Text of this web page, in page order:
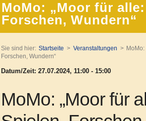
MoMo: „Moor für
Forschen, Wundern“
Sie sind hier: Startseite Veranstaltungen
MoMo:
Forschen, Wundern“
Datum/Zeit: 27.07.2024, 11:00 - 15:00
MoMo: „Moor für